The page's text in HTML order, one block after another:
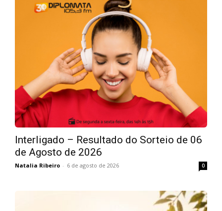
Interligado – Resultado do Sorteio de 06
de Agosto de 2026
Natalia Ribeiro - 6 de agosto de 2026 0